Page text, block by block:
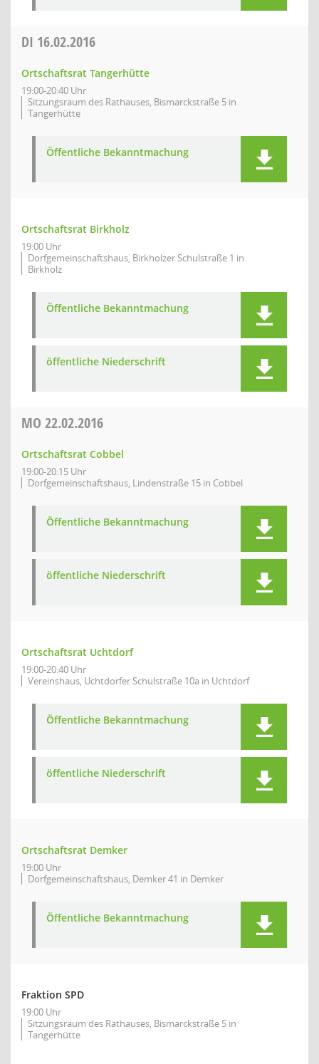
DI 16.02.2016
Ortschaftsrat Tangerhütte
19:00-20:40 Uhr
Sitzungsraum des Rathauses, Bismarckstraße 5 in
Tangerhütte
Öffentliche Bekanntmachung
Ortschaftsrat Birkholz
19:00 Uhr
Dorfgemeinschaftshaus, Birkholzer Schulstraße 1 in
Birkholz
Öffentliche Bekanntmachung
öffentliche Niederschrift
MO 22.02.2016
Ortschaftsrat Cobbel
19:00-20:15 Uhr
Dorfgemeinschaftshaus, Lindenstraße 15 in Cobbel
Öffentliche Bekanntmachung
öffentliche Niederschrift
Ortschaftsrat Uchtdorf
19:00-20:40 Uhr
Vereinshaus, Uchtdorfer Schulstraße 10a in Uchtdorf
Öffentliche Bekanntmachung
öffentliche Niederschrift
Ortschaftsrat Demker
19:00 Uhr
Dorfgemeinschaftshaus, Demker 41 in Demker
Öffentliche Bekanntmachung
Fraktion SPD
19:00 Uhr
Sitzungsraum des Rathauses, Bismarckstraße 5 in
Tangerhütte